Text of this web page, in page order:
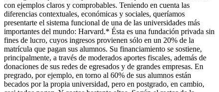
con ejemplos claros y comprobables. Teniendo en cuenta las
diferencias contextuales, económicas y sociales, queríamos
presentarte el sistema funcional de una de las universidades más
importantes del mundo: Harvard.* Ésta es una fundación privada sin
fines de lucro, cuyos ingresos provienen sólo en un 20% de la
matrícula que pagan sus alumnos. Su financiamiento se sostiene,
principalmente, a través de moderados aportes fiscales, además de
donaciones de sus redes de egresados y de grandes empresas. En
pregrado, por ejemplo, en torno al 60% de sus alumnos están
becados por la propia universidad, pero en postgrado, en cambio,